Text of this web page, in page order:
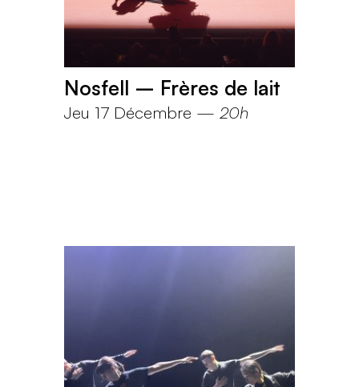
Nosfell – Frères de lait
Jeu 17 Décembre — 20h